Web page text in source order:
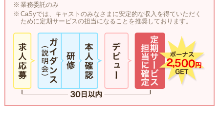
業務委託のみ
CaSyでは、キャストのみなさまに安定的な収入を得ていただく
ために定期サービスの担当になることを推奨しております。